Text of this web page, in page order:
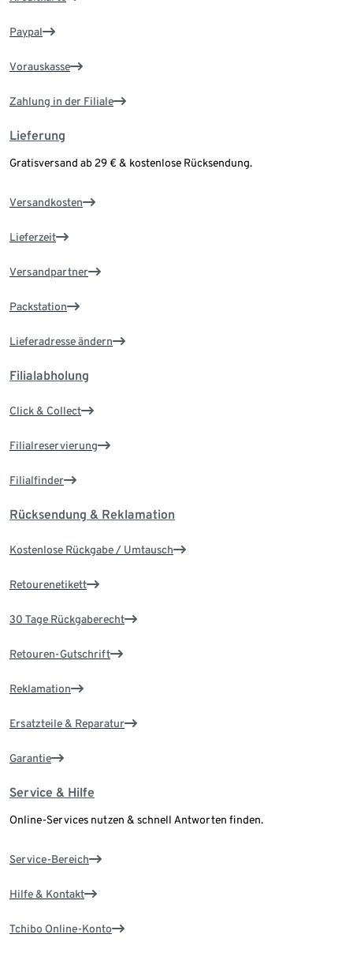
Paypal
Vorauskasse
Zahlung in der Filiale
Lieferung
Gratisversand ab 29 € & kostenlose Rücksendung.
Versandkosten
Lieferzeit
Versandpartner
Packstation
Lieferadresse ändern
Filialabholung
Click & Collect
Filialreservierung
Filialfinder
Rücksendung & Reklamation
Kostenlose Rückgabe / Umtausch
Retourenetikett
30 Tage Rückgaberecht
Retouren-Gutschrift
Reklamation
Ersatzteile & Reparatur
Garantie
Service & Hilfe
Online-Services nutzen & schnell Antworten finden.
Service-Bereich
Hilfe & Kontakt
Tchibo Online-Konto